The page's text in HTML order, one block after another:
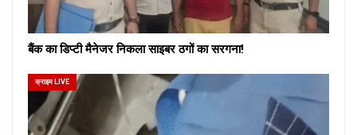
बैंक का डिप्टी मैनेजर निकला साइबर ठगों का सरगना!
क्राइम LIVE